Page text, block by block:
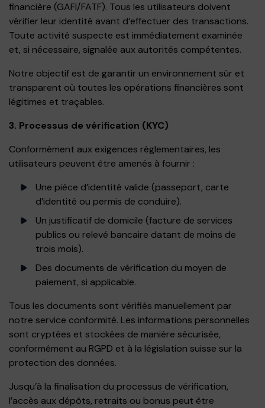
financière (GAFI/FATF). Tous les utilisateurs doivent
vérifier leur identité avant d’effectuer des transactions.
Toute activité suspecte est immédiatement examinée
et, si nécessaire, signalée aux autorités compétentes.
Notre objectif est de garantir un environnement sûr et
transparent où toutes les opérations financières sont
légitimes et traçables.
3. Processus de vérification (KYC)
Conformément aux exigences réglementaires, les
utilisateurs peuvent être amenés à fournir :
Une pièce d’identité valide (passeport, carte
d’identité ou permis de conduire).
Un justificatif de domicile (facture de services
publics ou relevé bancaire datant de moins de
trois mois).
Des documents de vérification du moyen de
paiement, si applicable.
Tous les documents sont vérifiés manuellement par
notre service conformité. Les informations personnelles
sont cryptées et stockées de manière sécurisée,
conformément au RGPD et à la législation suisse sur la
protection des données.
Jusqu’à la finalisation du processus de vérification,
l’accès aux dépôts, retraits ou bonus peut être